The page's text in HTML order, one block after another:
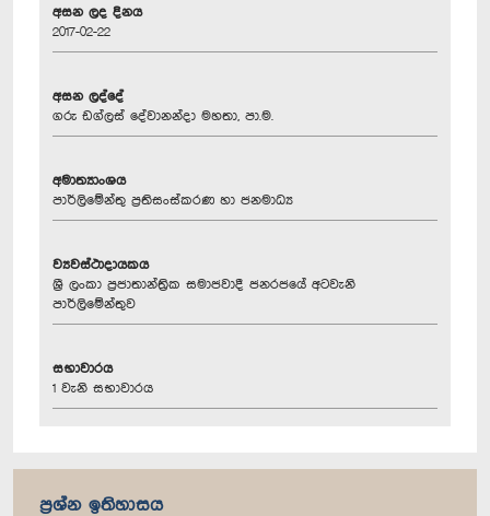
අසන ලද දිනය
2017-02-22
අසන ලද්දේ
ගරු ඩග්ලස් දේවානන්දා මහතා, පා.ම.
අමාත්‍යාංශය
පාර්ලිමේන්තු ප්‍රතිසංස්කරණ හා ජනමාධ්‍ය
ව්‍යවස්ථාදායකය
ශ්‍රී ලංකා ප්‍රජාතාන්ත්‍රික සමාජවාදී ජනරජයේ අටවැනි
පාර්ලිමේන්තුව
සභාවාරය
1 වැනි සභාවාරය
ප්‍රශ්න ඉතිහාසය